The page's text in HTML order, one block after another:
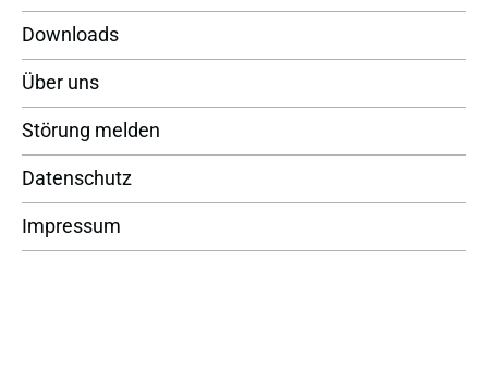
Downloads
Über uns
Störung melden
Datenschutz
Impressum